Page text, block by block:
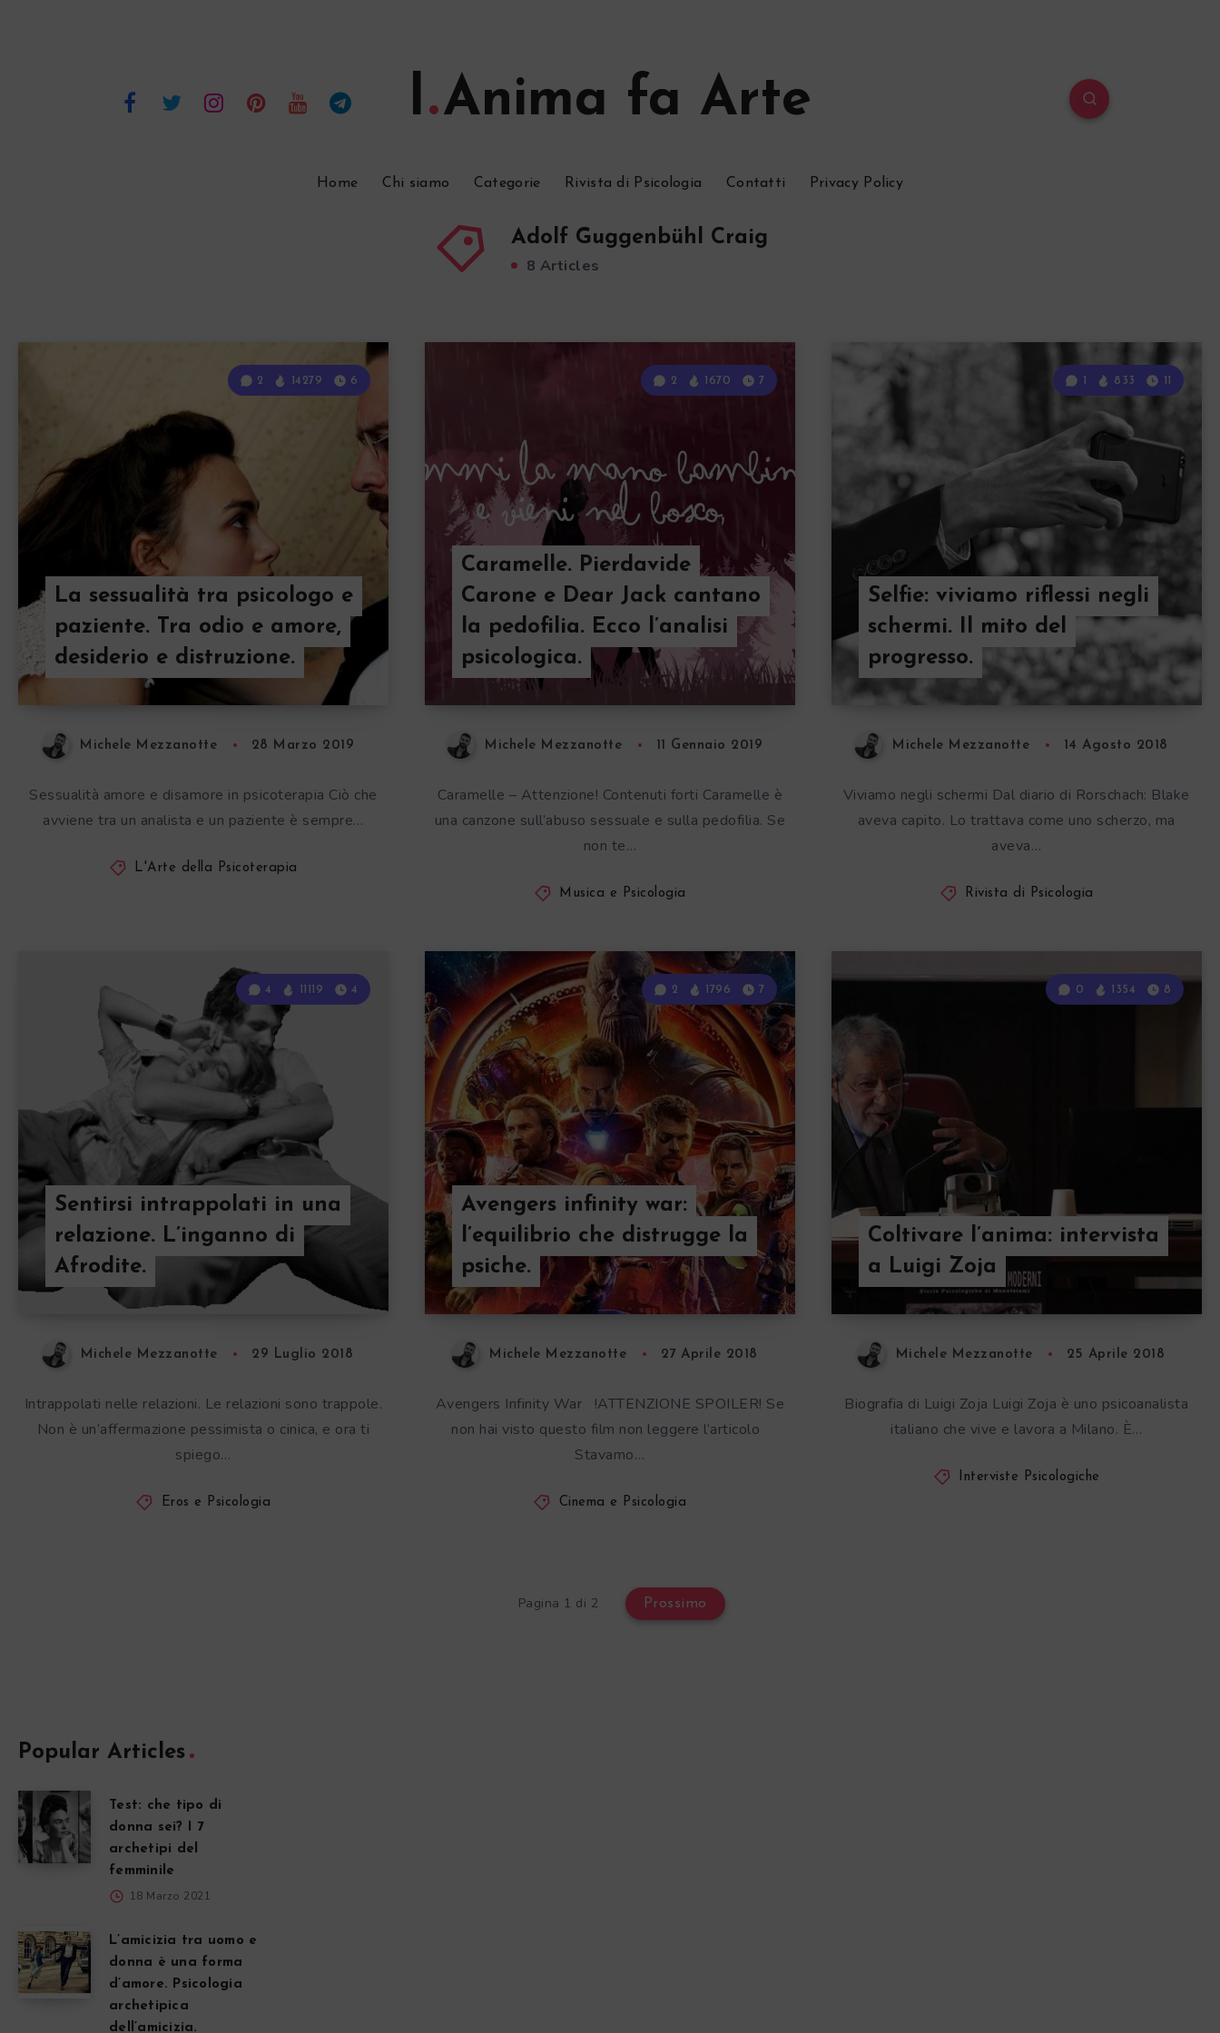
l Anima fa Arte
Home Chi siamo Categorie Rivista di Psicologia Contatti Privacy Policy
Adolf Guggenbühl Craig
8 Articles
La sessualità tra psicologo e
paziente. Tra odio e amore,
desiderio e distruzione.
2 14279 6
Michele Mezzanotte 28 Marzo 2019
Sessualità amore e disamore in psicoterapia Ciò che
avviene tra un analista e un paziente è sempre…
L'Arte della Psicoterapia
Caramelle. Pierdavide
Carone e Dear Jack cantano
la pedofilia. Ecco l’analisi
psicologica.
2 1670 7
Michele Mezzanotte 11 Gennaio 2019
Caramelle – Attenzione! Contenuti forti Caramelle è
una canzone sull’abuso sessuale e sulla pedofilia. Se
non te…
Musica e Psicologia
Selfie: viviamo riflessi negli
schermi. Il mito del
progresso.
1 833 11
Michele Mezzanotte 14 Agosto 2018
Viviamo negli schermi Dal diario di Rorschach: Blake
aveva capito. Lo trattava come uno scherzo, ma
aveva…
Rivista di Psicologia
Sentirsi intrappolati in una
relazione. L’inganno di
Afrodite.
4 11119 4
Michele Mezzanotte 29 Luglio 2018
Intrappolati nelle relazioni. Le relazioni sono trappole.
Non è un’affermazione pessimista o cinica, e ora ti
spiego…
Eros e Psicologia
Avengers infinity war:
l’equilibrio che distrugge la
psiche.
2 1796 7
Michele Mezzanotte 27 Aprile 2018
Avengers Infinity War !ATTENZIONE SPOILER! Se
non hai visto questo film non leggere l’articolo
Stavamo…
Cinema e Psicologia
Coltivare l’anima: intervista
a Luigi Zoja
0 1354 8
Michele Mezzanotte 25 Aprile 2018
Biografia di Luigi Zoja Luigi Zoja è uno psicoanalista
italiano che vive e lavora a Milano. È…
Interviste Psicologiche
Pagina 1 di 2 Prossimo
Popular Articles
Test: che tipo di
donna sei? I 7
archetipi del
femminile
18 Marzo 2021
L’amicizia tra uomo e
donna è una forma
d’amore. Psicologia
archetipica
dell’amicizia.